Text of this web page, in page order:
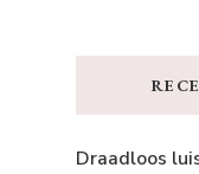
Draadloos